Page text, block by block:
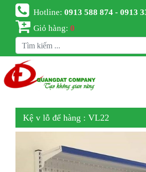
Hotline:0913 588 874 - 0913
Giỏ hàng:0
Kệ v lỗ để hàng : VL22